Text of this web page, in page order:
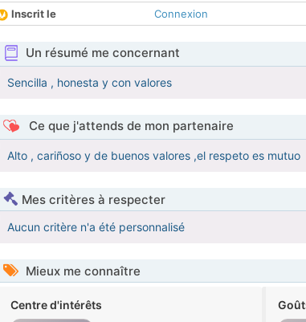
Inscrit le
Connexion
Un résumé me concernant
Sencilla , honesta y con valores
Ce que j'attends de mon partenaire
Alto , cariñoso y de buenos valores ,el respeto es mutuo
Mes critères à respecter
Aucun critère n'a été personnalisé
Mieux me connaître
Centre d'intérêts